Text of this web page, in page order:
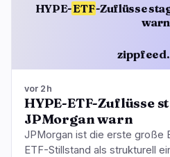
HYPE-ETF-Zuflüsse
warn
vor 2h
HYPE-ETF-Zuflüsse
JPMorgan warn
JPMorgan ist die erste große
ETF-Stillstand als strukturell